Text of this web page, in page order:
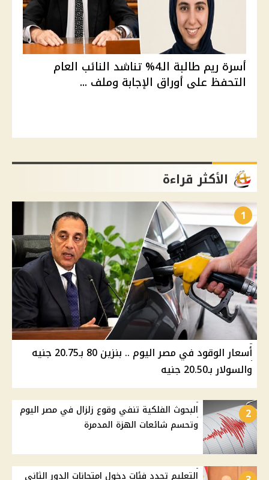
أسرة ريم طالبة الـ4% تناشد النائب العام
التحفظ على أوراق الإجابة وملف ...
الأكثر قراءة
1
أسعار الوقود في مصر اليوم .. بنزين 80 بـ20.75 جنيه
والسولار بـ20.50 جنيه
2
البحوث الفلكية تنفي وقوع زلزال في مصر اليوم
وتحسم شائعات الهزة المدمرة
التعليم تحدد فئات دخول امتحانات الدور الثاني